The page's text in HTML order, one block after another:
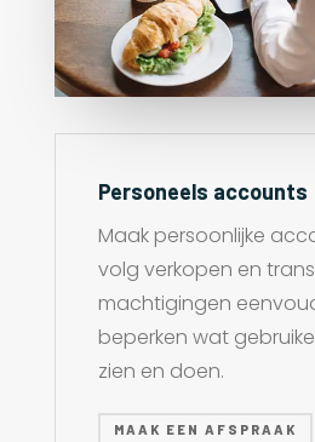
Personeels accounts
Maak persoonlijke
volg verkopen en
machtigingen
beperken wat
zien en doen.
MAAK EEN AFSPRAAK